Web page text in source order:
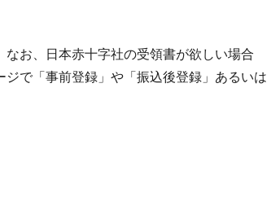
なお、日本赤十字社の受領書が欲しい場合
で「事前登録」や「振込後登録」あるいは